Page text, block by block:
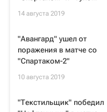
14 августа 2019
"Авангард" ушел от
поражения в матче со
"Спартаком-2"
10 августа 2019
"Текстильщик" победил